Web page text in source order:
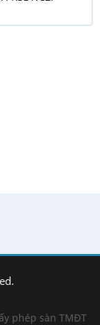
phép sàn TMĐT